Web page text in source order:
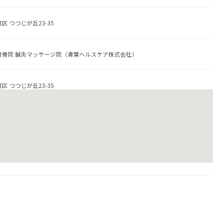
つつじが丘23-35
院 鍼灸マッサージ院（青葉ヘルスケア株式会社）
つつじが丘23-35